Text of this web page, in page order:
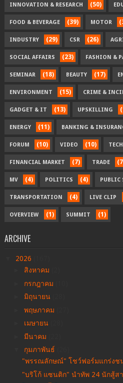
INNOVATION & RESEARCH (50)
FOOD & BEVERAGE (39) MOTOR
INDUSTRY (29) CSR (26)
SOCIAL AFFAIRS (23) FASHION &
SEMINAR (18) BEAUTY (17)
ENVIRONMENT (15) CRIME &
GADGET & IT (13) UPSKILLING
ENERGY (11) BANKING &
FORUM (10) VIDEO (10)
FINANCIAL MARKET (7) TRADE
MV (4) POLITICS (4) PUBLIC
TRANSPORTATION (4) LIVE CLIP
OVERVIEW (1) SUMMIT (1)
ARCHIVE
2026
สิงหาคม
กรกฎาคม
มิถุนายน
พฤษภาคม
เมษายน
มีนาคม
กุมภาพันธ์
"พรรณลักษณ์" โชว์ฟอร์มแกร่งช
"บริโก้ แซนติก" นำทัพ 24 นักสู้ส